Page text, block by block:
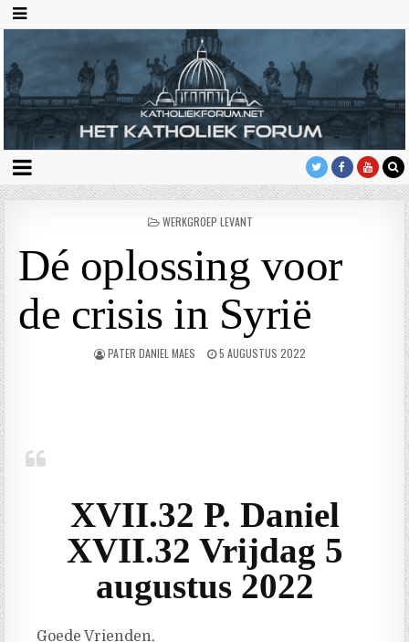
GEPLAATST
WERKGROEP LEVANT
Dé oplossing voor
de crisis in Syrië
PATER DANIEL MAES 5 AUGUSTUS 2022
XVII.32 P. Daniel
XVII.32 Vrijdag 5
augustus 2022
Goede Vrienden,